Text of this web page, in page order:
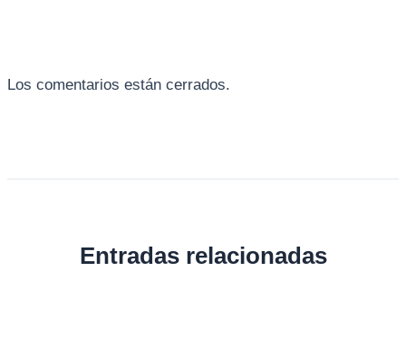
Los comentarios están cerrados.
Entradas relacionadas